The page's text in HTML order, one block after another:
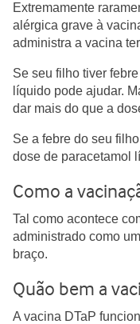
Extremamente
alérgica grave à
administra a vacina
Se seu filho tiver
líquido pode ajudar.
dar mais do que a
Se a febre do seu
dose de paracetamol
Como a
Tal como acontece
administrado como
braço.
Quão bem a
A vacina DTaP